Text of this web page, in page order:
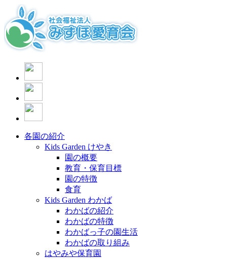
各園の紹介
Kids Garden けやき
園の概要
教育・保育目標
園の特徴
食育
Kids Garden わかば
わかばの紹介
わかばの特徴
わかばっ子の園生活
わかばの取り組み
はやみや保育園